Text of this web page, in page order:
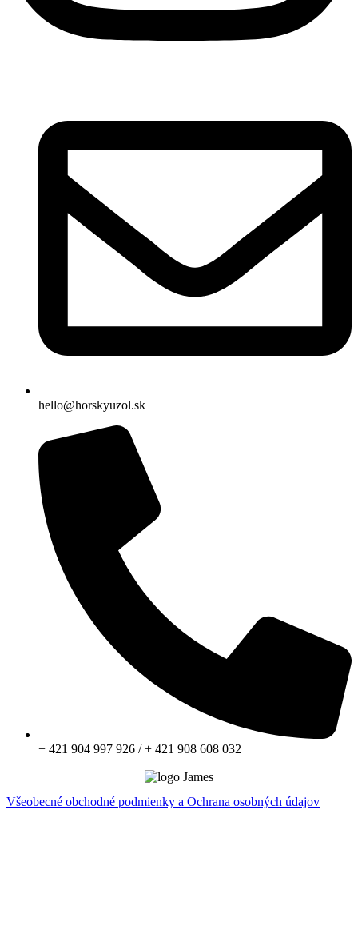
hello@horskyuzol.sk
+ 421 904 997 926 / + 421 908 608 032
Všeobecné obchodné podmienky a Ochrana osobných údajov